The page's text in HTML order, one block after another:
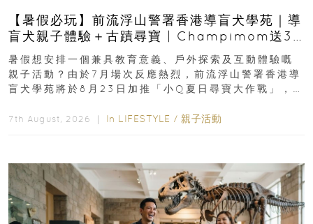
【暑假必玩】前流浮山警署香港導盲犬學苑｜導
盲犬親子體驗＋古蹟尋寶 | Champimom送3
組免費名額
暑假想安排一個兼具教育意義、戶外探索及互動體驗嘅
親子活動？由於7月場次反應熱烈，前流浮山警署香港導
盲犬學苑將於8月23日加推「小Q夏日尋寶大作戰」，家
7th August, 2026 ｜ In LIFESTYLE / 親子活動